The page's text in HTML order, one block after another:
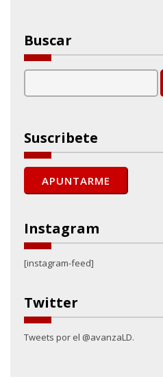
Buscar
Suscribete
Instagram
[instagram-feed]
Twitter
Tweets por el @avanzaLD.